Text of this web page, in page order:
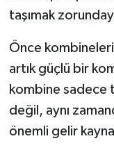
taşımak
Önce
artık güçlü bir
kombine sadece
değil, aynı
önemli gelir